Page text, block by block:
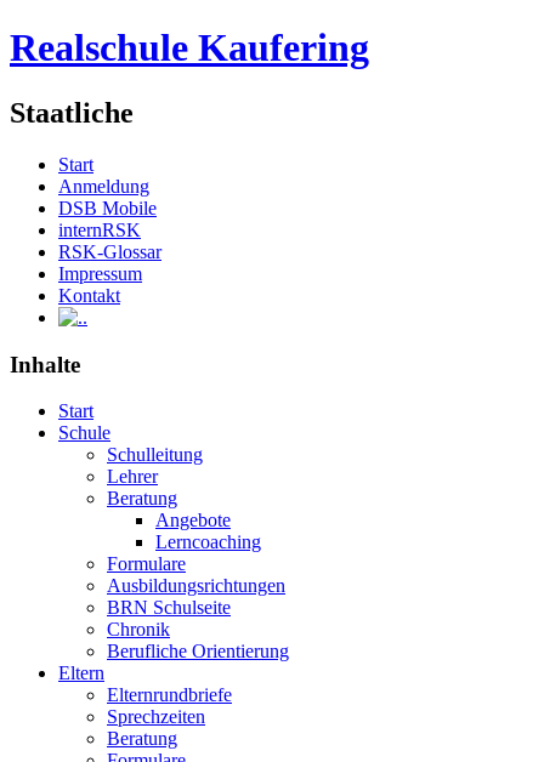
Realschule Kaufering
Staatliche
Start
Anmeldung
DSB Mobile
internRSK
RSK-Glossar
Impressum
Kontakt
.
Inhalte
Start
Schule
Schulleitung
Lehrer
Beratung
Angebote
Lerncoaching
Formulare
Ausbildungsrichtungen
BRN Schulseite
Chronik
Berufliche Orientierung
Eltern
Elternrundbriefe
Sprechzeiten
Beratung